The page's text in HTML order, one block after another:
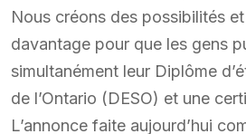
Nous créons des possibilités
davantage pour que les gens
simultanément leur Diplôme
de l’Ontario (DESO) et une
L’annonce faite aujourd’hui